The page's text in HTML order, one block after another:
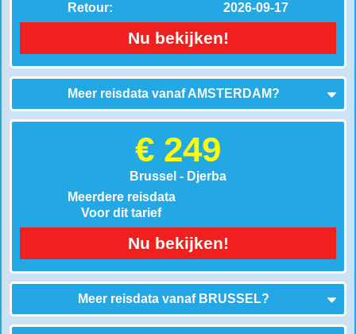
Retour:
2026-09-17
Nu bekijken!
Meer reisdata vanafAMSTERDAM?
€ 249
Brussel - Djerba
Meerdere reisdata
Voor dit tarief
Nu bekijken!
Meer reisdata vanaf BRUSSEL?